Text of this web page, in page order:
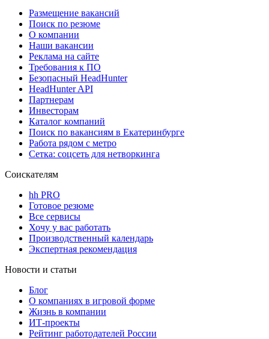
Размещение вакансий
Поиск по резюме
О компании
Наши вакансии
Реклама на сайте
Требования к ПО
Безопасный HeadHunter
HeadHunter API
Партнерам
Инвесторам
Каталог компаний
Поиск по вакансиям в Екатеринбурге
Работа рядом с метро
Сетка: соцсеть для нетворкинга
Соискателям
hh PRO
Готовое резюме
Все сервисы
Хочу у вас работать
Производственный календарь
Экспертная рекомендация
Новости и статьи
Блог
О компаниях в игровой форме
Жизнь в компании
ИТ-проекты
Рейтинг работодателей России